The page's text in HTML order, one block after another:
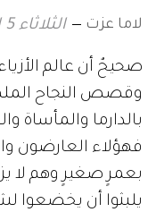
لاما عزت الثلاثاء 5 ابريل 2011 04:00
صحيحٌ أن عالم
وقصص النجاح
بالدارما والمأساة
فهؤلاء العارضون
بعمرٍ صغيرٍ وهم لا
يلبثوا أن